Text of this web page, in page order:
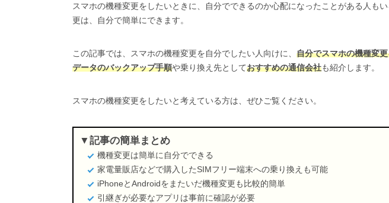
スマホの機種変更をしたいときに、自分でできるのか心配になったことがある人も
更は、自分で簡単にできます。
この記事では、スマホの機種変更を自分でしたい人向けに、 自分でスマホの機種変
データのバックアップ手順や乗り換え先としておすすめの通信会社も紹介します。
スマホの機種変更をしたいと考えている方は、ぜひご覧ください。
記事の簡単まとめ
機種変更は簡単に自分でできる
家電量販店などで購入したSIMフリー端末への乗り換えも可能
iPhoneとAndroidをまたいだ機種変更も比較的簡単
引継ぎが必要なアプリは事前に確認が必要